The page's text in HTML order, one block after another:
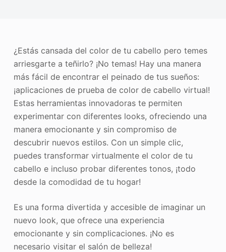
¿Estás cansada del color de tu cabello pero temes
arriesgarte a teñirlo? ¡No temas! Hay una manera
más fácil de encontrar el peinado de tus sueños:
¡aplicaciones de prueba de color de cabello virtual!
Estas herramientas innovadoras te permiten
experimentar con diferentes looks, ofreciendo una
manera emocionante y sin compromiso de
descubrir nuevos estilos. Con un simple clic,
puedes transformar virtualmente el color de tu
cabello e incluso probar diferentes tonos, ¡todo
desde la comodidad de tu hogar!
Es una forma divertida y accesible de imaginar un
nuevo look, que ofrece una experiencia
emocionante y sin complicaciones. ¡No es
necesario visitar el salón de belleza!